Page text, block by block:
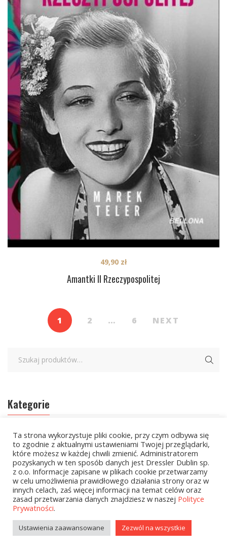
Amantki II Rzeczypospolitej
49,90 zł
1 2 … 6 NEXT
Kategorie
zobacz wszystkie
Kolekcje Biedronka
Kolekcje Biedronka - 16.02.2026
Wielcy Humaniści - 16.02.2026
Kolekcje Biedronka - 16.03.2026
Ta strona wykorzystuje pliki cookie, przy czym odbywa się
to zgodnie z aktualnymi ustawieniami Twojej przeglądarki,
które możesz w każdej chwili zmienić. Administratorem
pozyskanych w ten sposób danych jest Dressler Dublin sp.
z o.o. Informacje zapisane w plikach cookie przetwarzamy
w celu umożliwienia prawidłowego działania strony oraz w
innych celach, zaś więcej informacji na temat celów oraz
zasad przetwarzania danych znajdziesz w naszej Polityce
Prywatności.
Ustawienia zaawansowane Zezwól na wszystkie